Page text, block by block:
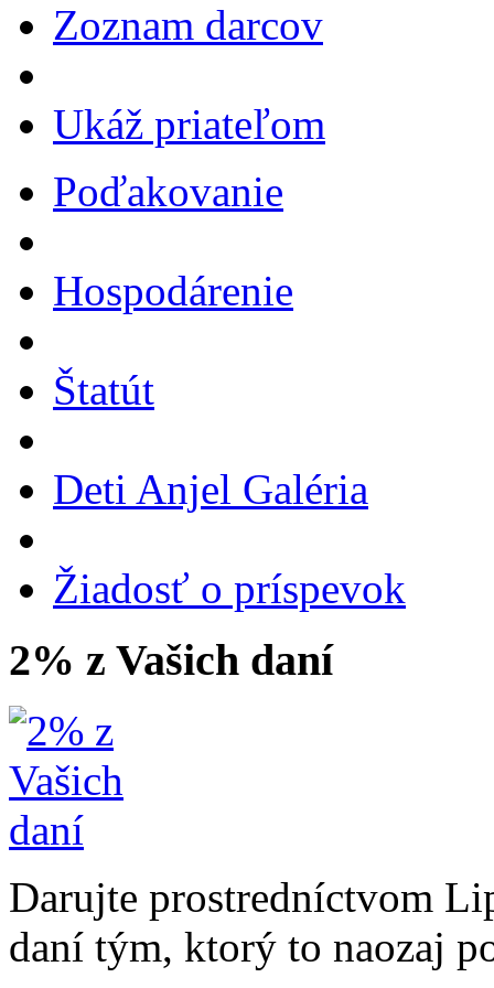
Zoznam darcov
Ukáž priateľom
Poďakovanie
Hospodárenie
Štatút
Deti Anjel Galéria
Žiadosť o príspevok
2% z Vašich daní
Darujte prostredníctvom
daní tým, ktorý to naozaj